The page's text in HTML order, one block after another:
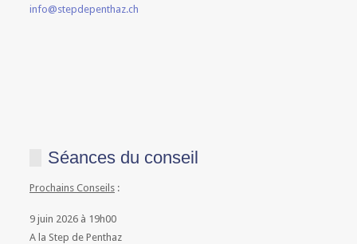
info@stepdepenthaz.ch
Séances du conseil
Prochains Conseils :
9 juin 2026 à 19h00
A la Step de Penthaz